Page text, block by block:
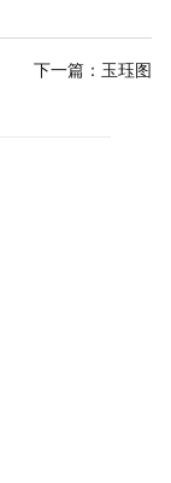
下一篇： 玉珏图